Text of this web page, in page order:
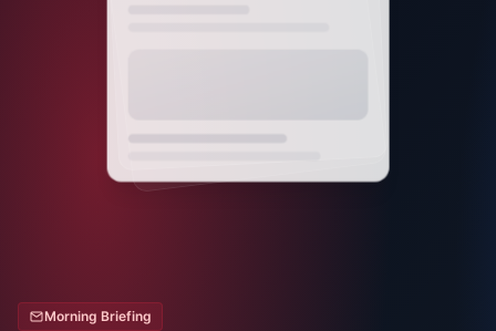
Morning Briefing